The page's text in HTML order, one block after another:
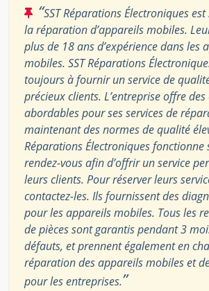
“SST Réparations Électroniques
la réparation d’appareils mobiles.
plus de 18 ans d’expérience dans les
mobiles. SST Réparations
toujours à fournir un service de
précieux clients. L’entreprise offre
abordables pour ses services de
maintenant des normes de qualité
Réparations Électroniques fonctionne
rendez-vous afin d’offrir un service
leurs clients. Pour réserver leurs
contactez-les. Ils fournissent des
pour les appareils mobiles. Tous les
de pièces sont garantis pendant 3
défauts, et prennent également en
réparation des appareils mobiles et
pour les entreprises.”